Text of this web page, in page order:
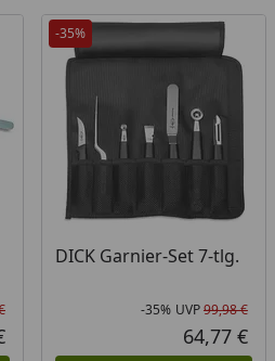
Rabatt in Prozent
Ursprünglicher Preis
Aktueller Preis
-35%
DICK Garnier-Set 7-tlg.
-35% UVP99,98 €
64,77 €